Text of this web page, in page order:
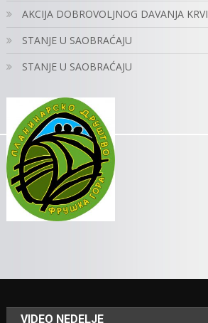
AKCIJA DOBROVOLJNOG DAVANJA KRVI
STANJE U SAOBRAĆAJU
STANJE U SAOBRAĆAJU
VIDEO NEDELJE